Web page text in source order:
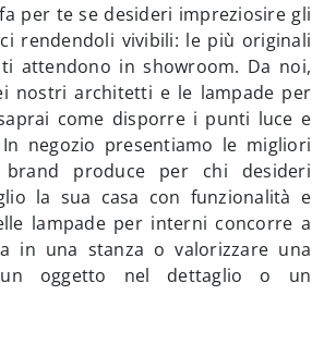
per te se desideri impreziosire gli
rendendoli vivibili: le più originali
attendono in showroom. Da noi,
nostri architetti e le lampade per
come disporre i punti luce e
negozio presentiamo le migliori
produce per chi desideri
la sua casa con funzionalità e
lampade per interni concorre a
in una stanza o valorizzare una
oggetto nel dettaglio o un